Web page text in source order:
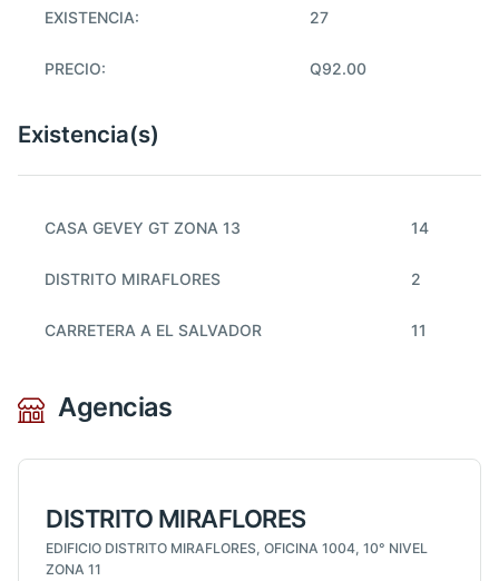
EXISTENCIA: 27
PRECIO: Q92.00
Existencia(s)
CASA GEVEY GT ZONA 13 14
DISTRITO MIRAFLORES 2
CARRETERA A EL SALVADOR 11
Agencias
DISTRITO MIRAFLORES
EDIFICIO DISTRITO MIRAFLORES, OFICINA 1004, 10° NIVEL
ZONA 11